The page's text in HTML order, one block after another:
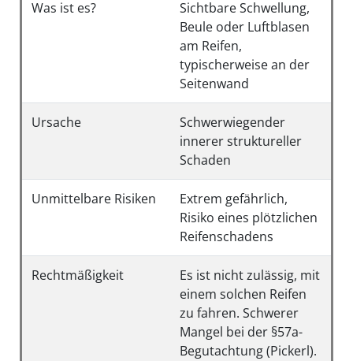
Was ist es?
Sichtbare Schwellung,
Beule oder Luftblasen
am Reifen,
typischerweise an der
Seitenwand
Ursache
Schwerwiegender
innerer struktureller
Schaden
Unmittelbare Risiken
Extrem gefährlich,
Risiko eines plötzlichen
Reifenschadens
Rechtmäßigkeit
Es ist nicht zulässig, mit
einem solchen Reifen
zu fahren. Schwerer
Mangel bei der §57a-
Begutachtung (Pickerl).